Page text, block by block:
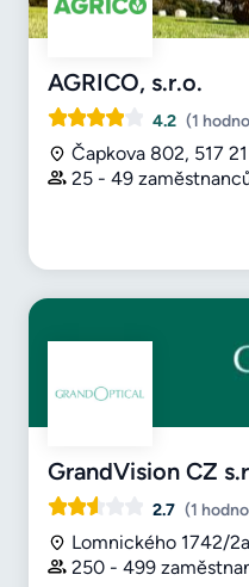
AGRICO, s.r.o.
4.2 (1
Čapkova 802, 517
25 - 49
GrandVision CZ
2.7 (1
Lomnického 1742/
250 - 499